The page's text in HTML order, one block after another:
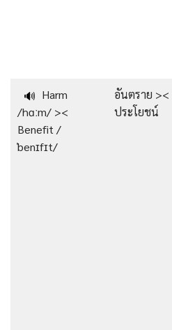
🔊 Harm
/hɑːm/ ><
Benefit /
ˈbenɪfɪt/
อันตราย ><
ประโยชน์